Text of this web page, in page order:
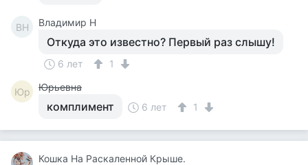
ВН Владимир Н
Откуда это известно? Первый раз слышу!
6 лет 1
Юр Юрьевна
комплимент 6 лет 1
Кошка На Раскаленной Крыше.